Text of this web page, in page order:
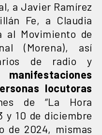
a Javier Ramírez
Fe, a Claudia
al Movimiento de
(Morena), así
de radio y
manifestaciones
locutoras
de “La Hora
y 10 de diciembre
de 2024, mismas